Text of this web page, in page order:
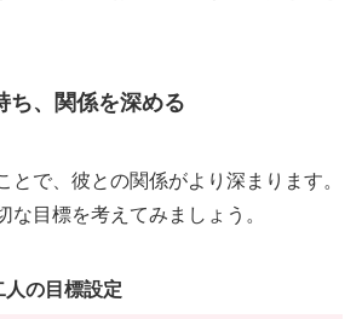
ち、関係を深める
とで、彼との関係がより深まります。
な目標を考えてみましょう。
の目標設定